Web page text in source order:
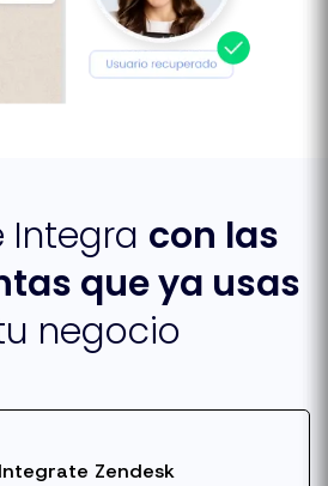
Integra con las
que ya usas
negocio
Integrate Zendesk